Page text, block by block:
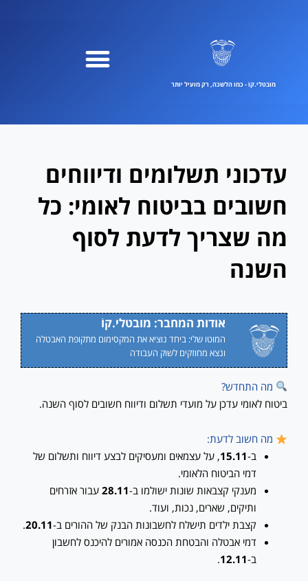
מובטלי.קוֹ - כמו הלשכה, רק מועיל יותר
עדכוני תשלומים ודיווחים
חשובים בביטוח לאומי: כל
מה שצריך לדעת לסוף
השנה
אודות המחבר: מובטלי.קוֹ
המוטו שלי: ביחד נוציא את המקסימום מתקופת האבטלה
ונצא מחוזקים לשוק העבודה
מה התחדש?
ביטוח לאומי עדכן על מועדי תשלום ודיווח חשובים לסוף השנה.
מה חשוב לדעת:
ב-15.11, על עצמאים ומעסיקים לבצע דיווח ותשלום של
דמי הביטוח הלאומי.
מענקי קצבאות שונות ישולמו ב-28.11 עבור אזרחים
ותיקים, שארים, נכות, ועוד.
קצבת ילדים תישלח לחשבונות הבנק של ההורים ב-20.11
.
דמי אבטלה והבטחת הכנסה אמורים להיכנס לחשבון
ב-12.11
.